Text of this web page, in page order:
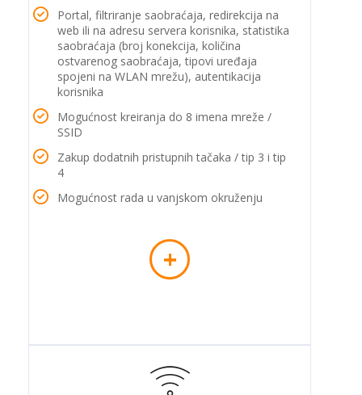
Portal, filtriranje saobraćaja, redirekcija na
web ili na adresu servera korisnika, statistika
saobraćaja (broj konekcija, količina
ostvarenog saobraćaja, tipovi uređaja
spojeni na WLAN mrežu), autentikacija
korisnika
Mogućnost kreiranja do 8 imena mreže /
SSID
Zakup dodatnih pristupnih tačaka / tip 3 i tip
4
Mogućnost rada u vanjskom okruženju
+